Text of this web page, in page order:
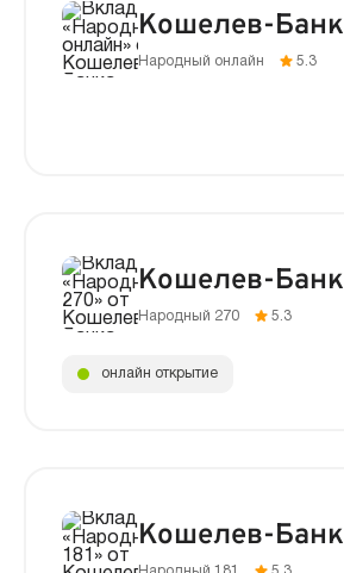
Кошелев-Банк
Народный онлайн 5.3
Кошелев-Банк
Народный 270 5.3
онлайн открытие
Кошелев-Банк